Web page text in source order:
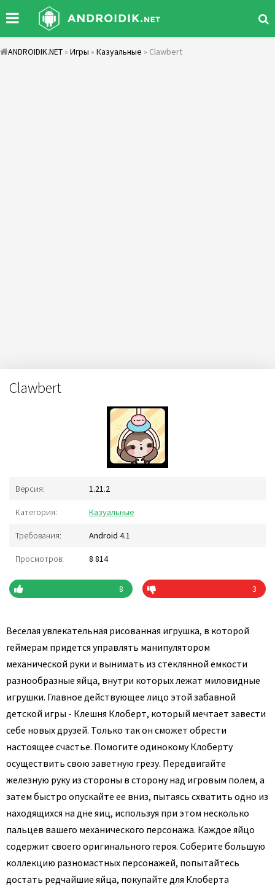
ANDROIDIK.NET » Игры » Казуальные » Clawbert
Clawbert
Версия: 1.21.2
Категория: Казуальные
Требования: Android 4.1
Просмотров: 8 814
8 3
Веселая увлекательная рисованная игрушка, в которой
геймерам придется управлять манипулятором
механической руки и вынимать из стеклянной емкости
разнообразные яйца, внутри которых лежат миловидные
игрушки. Главное действующее лицо этой забавной
детской игры - Клешня Клоберт, который мечтает завести
себе новых друзей. Только так он сможет обрести
настоящее счастье. Помогите одинокому Клоберту
осуществить свою заветную грезу. Передвигайте
железную руку из стороны в сторону над игровым полем, а
затем быстро опускайте ее вниз, пытаясь схватить одно из
находящихся на дне яиц, используя при этом несколько
пальцев вашего механического персонажа. Каждое яйцо
содержит своего оригинального героя. Соберите большую
коллекцию разномастных персонажей, попытайтесь
достать редчайшие яйца, покупайте для Клоберта